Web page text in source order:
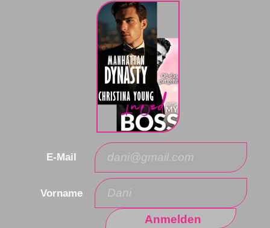
E-Mail
Vorname
Anmelden